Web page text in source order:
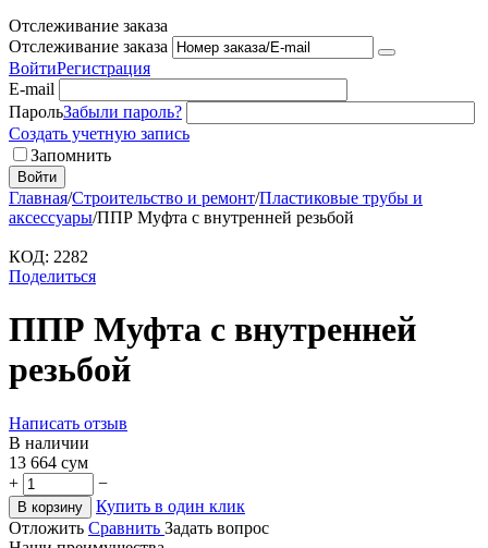
Отслеживание заказа
Отслеживание заказа
ВойтиРегистрация
E-mail
ПарольЗабыли пароль?
Создать учетную запись
Запомнить
Войти
Главная/Строительство и ремонт/Пластиковые трубы и
аксессуары/ППР Муфта с внутренней резьбой
КОД: 2282
Поделиться
ППР Муфта с внутренней
резьбой
Написать отзыв
В наличии
13 664 сум
+
−
В корзину
Купить в один клик
Отложить Сравнить Задать вопрос